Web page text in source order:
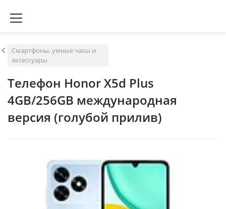
Смартфоны, умные часы и
аксессуары
Телефон Honor X5d Plus
4GB/256GB международная
версия (голубой прилив)